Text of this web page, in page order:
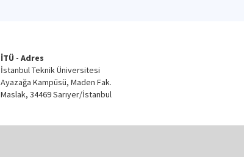
İTÜ - Adres
İstanbul Teknik Üniversitesi
Ayazağa Kampüsü, Maden Fak.
Maslak, 34469 Sarıyer/İstanbul